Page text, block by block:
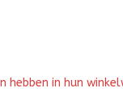
hebben in hun